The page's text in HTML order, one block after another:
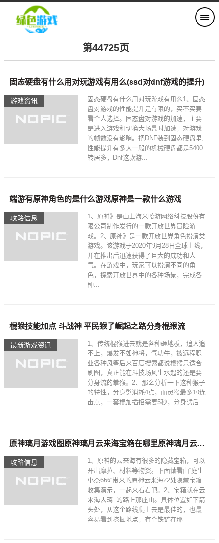
第44725页
游戏资讯
固态硬盘有什么用对玩游戏有用么(ssd对dnf游戏的提升)
固态硬盘有什么用对玩游戏有用么1、固态
盘对游戏的性能提升是有限的，买不买要
看个人选择。固态盘对游戏的加速，主要
是进入游戏和切换大场景时加速，对游戏
的帧数没有影响。把DNF装到固态硬盘里,
性能提升有多大一般的机械硬盘都是5400
转居多，Dnf这款游...
攻略信息
端游有原神角色的是什么游戏原神是一款什么游戏
1、原神》是由上海米哈游网络科技股份有
限公司制作发行的一款开放世界冒险游
戏。2、原神》是一款开放世界角色扮演类
游戏。该游戏于2020年9月28日全球上线，
并在推出后迅速获得了巨大的成功和人
气。在游戏中，玩家可以扮演不同的角
色，探索开放世界中的各种场景，完成各
种...
最新游戏资讯
棍猴技能加点 斗战神 平民猴子崛起之路分身棍猴流
1、传统棍猴进去就是各种砸地板，追人追
不上，爆发不如神将，气功牛，被远程职
业各种风筝后来百度搜索都说棍猴只适合
刷图，真正能在斗技场风生水起的还是要
分身流的拳猴。2、那么分析一下这种猴子
的特性，分身劈消耗4点，而灵猴最多10连
击点，一套棍加插招需要5秒，分身劈后...
攻略信息
原神璃月游戏图原神璃月云来海宝箱在哪里原神璃月云来海宝箱位置分布图
1、原神的云来海有很多的隐藏宝箱，可以
开出摩拉、材料等物资。下面请看由“庭生
小杰666”带来的原神云来海22处隐藏宝箱
收集演示，一起来看看吧。2、宝箱就在云
来海去璃_的路上那座山。具体位置如下箭
头处，从这个路线爬上去是最佳的，也最
容易看到挖掘地点，有个铁铲在那...